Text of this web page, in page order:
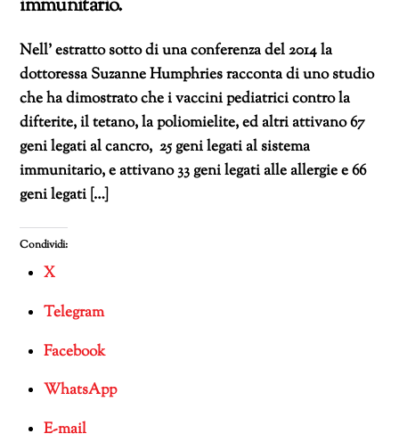
immunitario.
Nell’ estratto sotto di una conferenza del 2014 la
dottoressa Suzanne Humphries racconta di uno studio
che ha dimostrato che i vaccini pediatrici contro la
difterite, il tetano, la poliomielite, ed altri attivano 67
geni legati al cancro, 25 geni legati al sistema
immunitario, e attivano 33 geni legati alle allergie e 66
geni legati […]
Condividi:
X
Telegram
Facebook
WhatsApp
E-mail